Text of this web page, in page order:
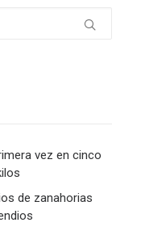
vez en cinco
de zanahorias